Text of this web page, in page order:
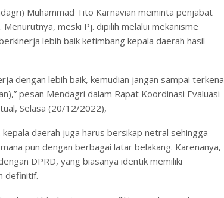
Muhammad Tito Karnavian meminta penjabat
meski Pj. dipilih melalui mekanisme
lebih baik ketimbang kepala daerah hasil
dengan lebih baik, kemudian jangan sampai terkena
pesan Mendagri dalam Rapat Koordinasi Evaluasi
Selasa (20/12/2022),
daerah juga harus bersikap netral sehingga
pun dengan berbagai latar belakang. Karenanya,
DPRD, yang biasanya identik memiliki
definitif.